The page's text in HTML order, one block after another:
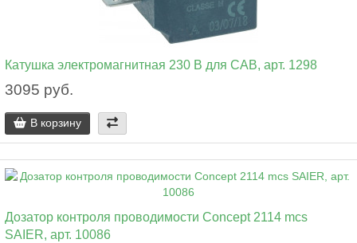
Катушка электромагнитная 230 В для CAB, арт. 1298
3095 руб.
В корзину
Дозатор контроля проводимости Concept 2114 mcs
SAIER, арт. 10086